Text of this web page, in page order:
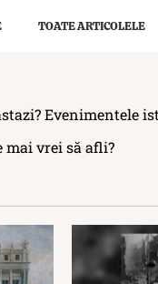
TOATE ARTICOLELE
Evenimentele
mai vrei să afli?